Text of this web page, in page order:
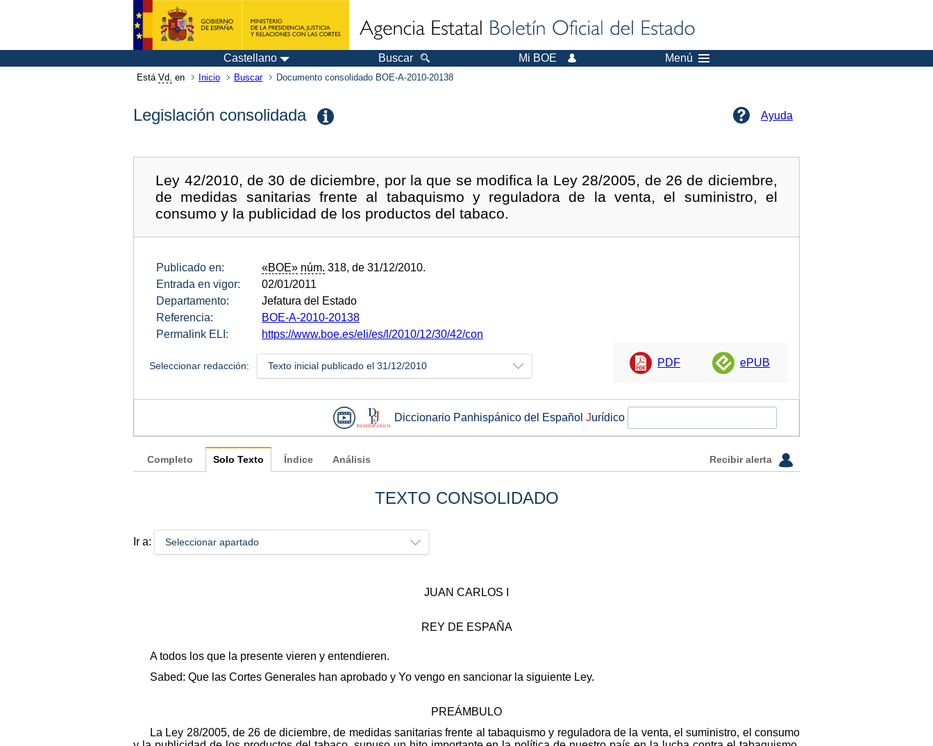
Castellano Buscar Mi BOE Menú
Está Vd. en Inicio Buscar Documento consolidado BOE-A-2010-20138
Legislación consolidada Ayuda
Ley 42/2010, de 30 de diciembre, por la que se modifica la Ley 28/2005, de 26 de diciembre,
de medidas sanitarias frente al tabaquismo y reguladora de la venta, el suministro, el
consumo y la publicidad de los productos del tabaco.
Publicado en: «BOE» núm. 318, de 31/12/2010.
Entrada en vigor:
02/01/2011
Departamento:
Jefatura del Estado
Referencia:
BOE-A-2010-20138
Permalink ELI:
https://www.boe.es/eli/es/l/2010/12/30/42/con
Seleccionar redacción: Texto inicial publicado el 31/12/2010 PDF ePUB
Diccionario Panhispánico del Español Jurídico
Completo Solo Texto Índice Análisis Recibir alerta
TEXTO CONSOLIDADO
Ir a: Seleccionar apartado
JUAN CARLOS I
REY DE ESPAÑA
A todos los que la presente vieren y entendieren.
Sabed: Que las Cortes Generales han aprobado y Yo vengo en sancionar la siguiente Ley.
PREÁMBULO
La Ley 28/2005, de 26 de diciembre, de medidas sanitarias frente al tabaquismo y reguladora de la venta, el suministro, el consumo